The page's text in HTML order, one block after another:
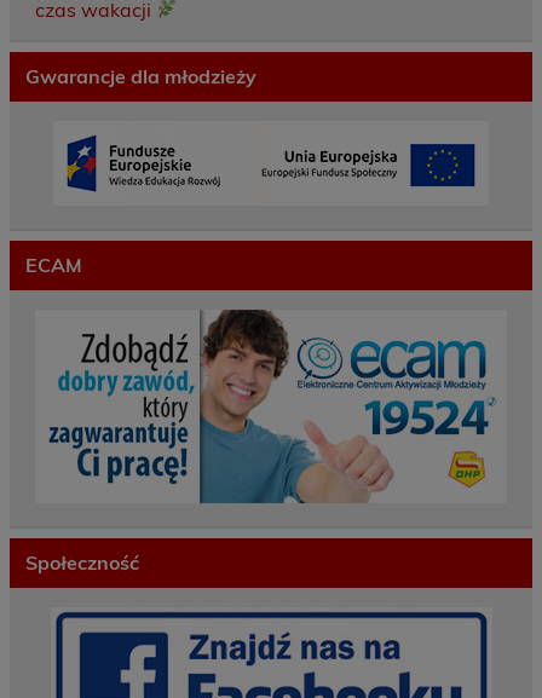
czas wakacji
Gwarancje dla młodzieży
ECAM
Społeczność